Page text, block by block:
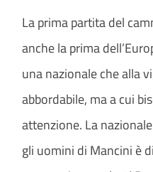
La prima partita del
anche la prima
una nazionale che alla
abbordabile, ma a cui
attenzione. La
gli uomini di Mancini è